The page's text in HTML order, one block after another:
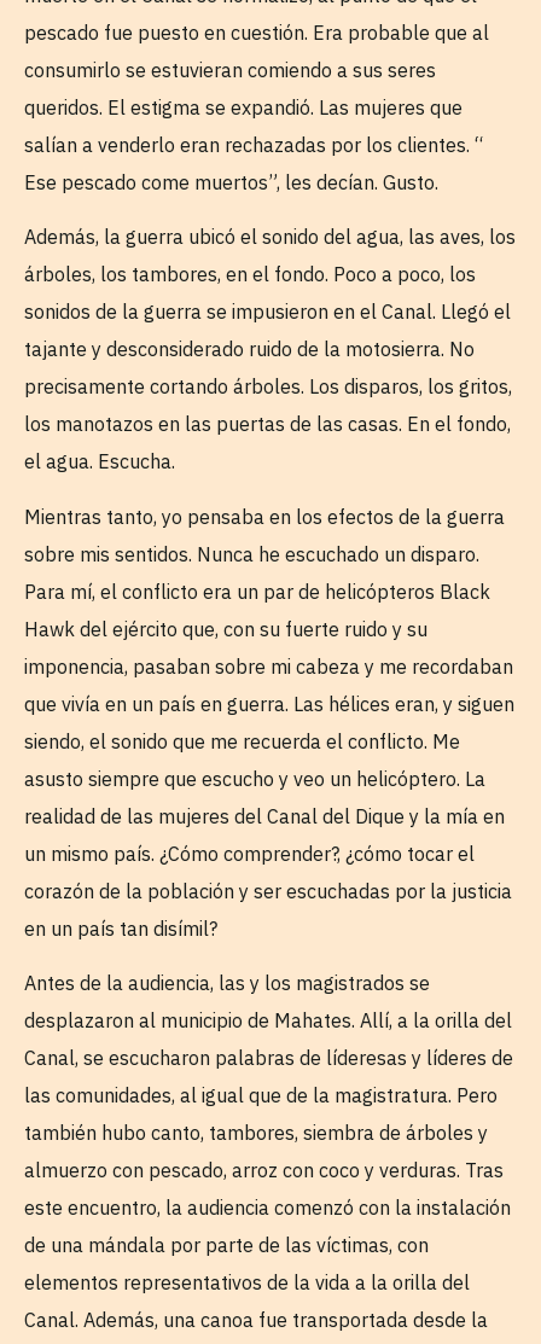
pescado fue puesto en cuestión. Era probable que al
consumirlo se estuvieran comiendo a sus seres
queridos. El estigma se expandió. Las mujeres que
salían a venderlo eran rechazadas por los clientes. “
Ese pescado come muertos”, les decían. Gusto.
Además, la guerra ubicó el sonido del agua, las aves, los
árboles, los tambores, en el fondo. Poco a poco, los
sonidos de la guerra se impusieron en el Canal. Llegó el
tajante y desconsiderado ruido de la motosierra. No
precisamente cortando árboles. Los disparos, los gritos,
los manotazos en las puertas de las casas. En el fondo,
el agua. Escucha.
Mientras tanto, yo pensaba en los efectos de la guerra
sobre mis sentidos. Nunca he escuchado un disparo.
Para mí, el conflicto era un par de helicópteros Black
Hawk del ejército que, con su fuerte ruido y su
imponencia, pasaban sobre mi cabeza y me recordaban
que vivía en un país en guerra. Las hélices eran, y siguen
siendo, el sonido que me recuerda el conflicto. Me
asusto siempre que escucho y veo un helicóptero. La
realidad de las mujeres del Canal del Dique y la mía en
un mismo país. ¿Cómo comprender?, ¿cómo tocar el
corazón de la población y ser escuchadas por la justicia
en un país tan disímil?
Antes de la audiencia, las y los magistrados se
desplazaron al municipio de Mahates. Allí, a la orilla del
Canal, se escucharon palabras de líderesas y líderes de
las comunidades, al igual que de la magistratura. Pero
también hubo canto, tambores, siembra de árboles y
almuerzo con pescado, arroz con coco y verduras. Tras
este encuentro, la audiencia comenzó con la instalación
de una mándala por parte de las víctimas, con
elementos representativos de la vida a la orilla del
Canal. Además, una canoa fue transportada desde la